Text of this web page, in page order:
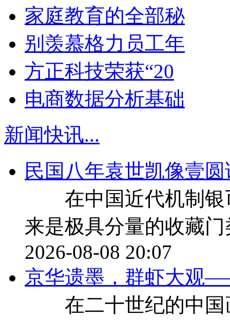
家庭教育的全部秘
别羡慕格力员工年
方正科技荣获“20
电商数据分析基础
新闻快讯...
民国八年袁世凯像壹
在中国近代机制银
来是极具分量的收藏
2026-08-08 20:07
京华遗墨，群虾大观
在二十世纪的中国